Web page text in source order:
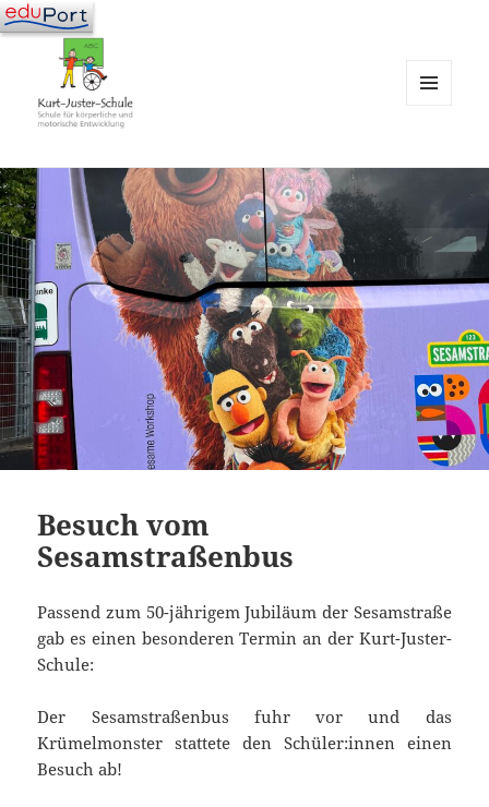
Besuch vom
Sesamstraßenbus
Passend zum 50-jährigem Jubiläum der Sesamstraße
gab es einen besonderen Termin an der Kurt-Juster-
Schule:
Der Sesamstraßenbus fuhr vor und das
Krümelmonster stattete den Schüler:innen einen
Besuch ab!